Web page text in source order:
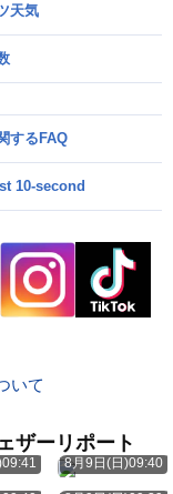
天気
するFAQ
10-second
いて
ザーリポート
8月9日(日)09:40